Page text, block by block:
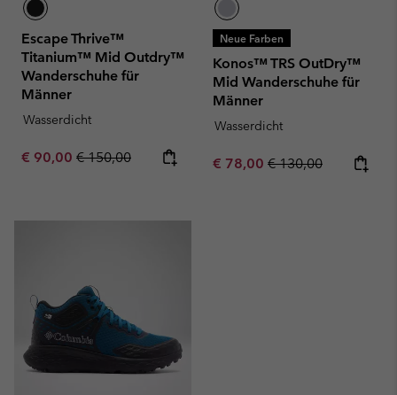
Escape Thrive™
Titanium™ Mid Outdry™
Wanderschuhe für
Männer
Wasserdicht
Sale price:
€ 90,00 Regular price:
€ 150,00
Neue Farben
Konos™ TRS OutDry™
Mid Wanderschuhe für
Männer
Wasserdicht
Sale price:
€ 78,00 Regular price:
€ 130,00